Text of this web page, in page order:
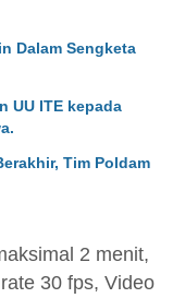
Dalam Sengketa
UU ITE kepada
Tim Poldam
2 menit,
30 fps, Video